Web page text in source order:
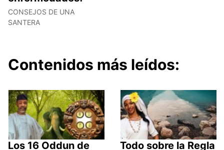
CONSEJOS DE UNA
SANTERA
Contenidos más leídos:
Los 16 Oddun de
Todo sobre la Regla